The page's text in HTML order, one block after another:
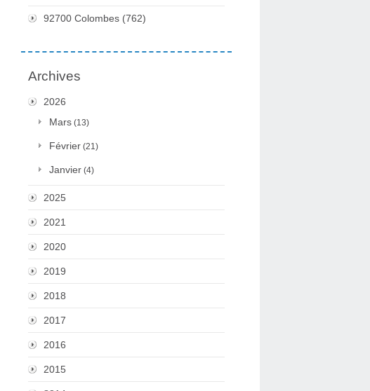
92700 Colombes (762)
Archives
2026
Mars (13)
Février (21)
Janvier (4)
2025
2021
2020
2019
2018
2017
2016
2015